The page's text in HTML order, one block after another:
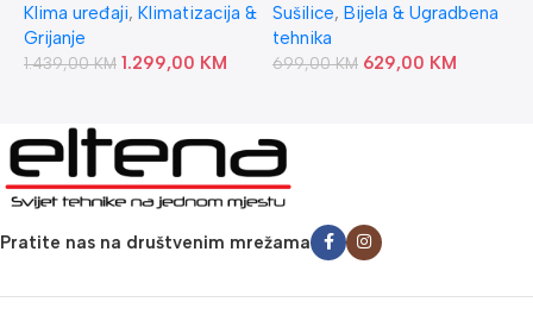
Klima uređaji, Klimatizacija &
Grijanje
1.439,00KM 1.299,00 KM
Sušilice, Bijela & Ugradbena
tehnika
699,00KM 629,00 KM
Pratite nas na društvenim mrežama